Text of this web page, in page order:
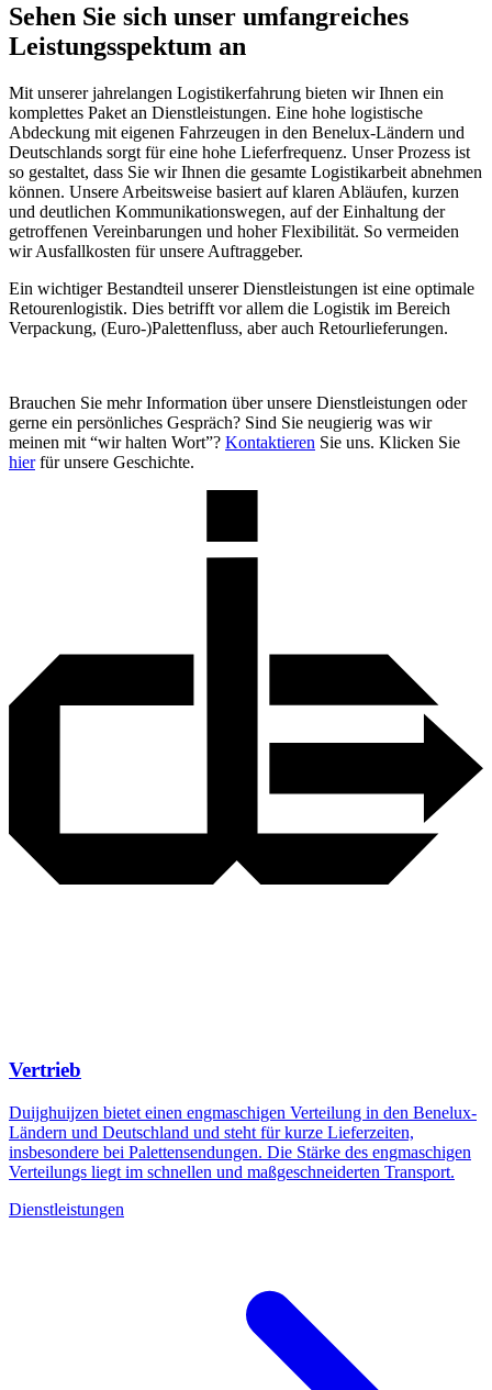
Sehen Sie sich unser umfangreiches
Leistungsspektum an
Mit unserer jahrelangen Logistikerfahrung bieten wir Ihnen ein
komplettes Paket an Dienstleistungen. Eine hohe logistische
Abdeckung mit eigenen Fahrzeugen in den Benelux-Ländern und
Deutschlands sorgt für eine hohe Lieferfrequenz. Unser Prozess ist
so gestaltet, dass Sie wir Ihnen die gesamte Logistikarbeit abnehmen
können. Unsere Arbeitsweise basiert auf klaren Abläufen, kurzen
und deutlichen Kommunikationswegen, auf der Einhaltung der
getroffenen Vereinbarungen und hoher Flexibilität. So vermeiden
wir Ausfallkosten für unsere Auftraggeber.
Ein wichtiger Bestandteil unserer Dienstleistungen ist eine optimale
Retourenlogistik. Dies betrifft vor allem die Logistik im Bereich
Verpackung, (Euro-)Palettenfluss, aber auch Retourlieferungen.
Brauchen Sie mehr Information über unsere Dienstleistungen oder
gerne ein persönliches Gespräch? Sind Sie neugierig was wir
meinen mit “wir halten Wort”? Kontaktieren Sie uns. Klicken Sie
hierfür unsere Geschichte.
Vertrieb
Duijghuijzen bietet einen engmaschigen Verteilung in den Benelux-
Ländern und Deutschland und steht für kurze Lieferzeiten,
insbesondere bei Palettensendungen. Die Stärke des engmaschigen
Verteilungs liegt im schnellen und maßgeschneiderten Transport.
Dienstleistungen